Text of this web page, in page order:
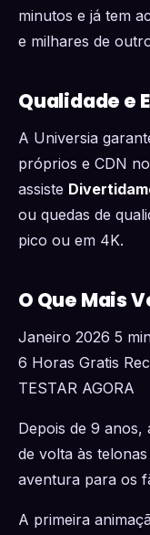
minutos e já tem
e milhares de
Qualidade e
A Universia
próprios e CDN
assiste
ou quedas de
pico ou em 4K.
O Que Mais
Janeiro 2026 5
6 Horas Gratis
TESTAR AGORA
Depois de 9 anos,
de volta às
aventura para os
A primeira